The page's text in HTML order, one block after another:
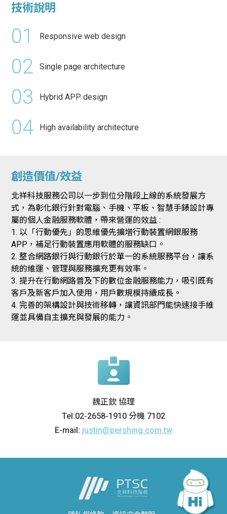
技術說明
01 Responsive web design
02 Single page architecture
03 Hybrid APP design
04 High availability architecture
創造價值/效益
北祥科技服務公司以一步到位分階段上線的系統發展方
式，為彰化銀行針對電腦、手機、平板、智慧手錶設計專
屬的個人金融服務軟體，帶來營運的效益 :
1. 以「行動優先」的思維優先擴增行動裝置網銀服務
APP，補足行動裝置應用軟體的服務缺口。
2. 整合網路銀行與行動銀行於單一的系統服務平台，讓系
統的維運、管理與服務擴充更有效率。
3. 提升在行動網路普及下的數位金融服務能力，吸引既有
客戶及新客戶加入使用，用戶數規模持續成長。
4. 完善的架構設計與技術移轉，讓資訊部門能快速接手維
運並具備自主擴充與發展的能力。
魏正欽 協理
Tel:02-2658-1910 分機 7102
E-mail: justin@pershing.com.tw